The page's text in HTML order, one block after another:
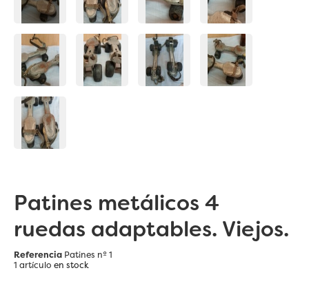
Patines metálicos 4
ruedas adaptables. Viejos.
Referencia Patines nº 1
1 artículo en stock